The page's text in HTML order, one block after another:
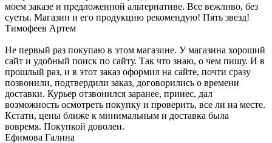
моем заказе и предложенной альтернативе. Все вежливо, без
суеты. Магазин и его продукцию рекомендую! Пять звезд!
Тимофеев Артем
Не первый раз покупаю в этом магазине. У магазина хороший
сайт и удобный поиск по сайту. Так что знаю, о чем пишу. И в
прошлый раз, и в этот заказ оформил на сайте, почти сразу
позвонили, подтвердили заказ, договорились о времени
доставки. Курьер отзвонился заранее, принес, дал
возможность осмотреть покупку и проверить, все ли на месте.
Кстати, цены ближе к минимальным и доставка была
вовремя. Покупкой доволен.
Ефимова Галина